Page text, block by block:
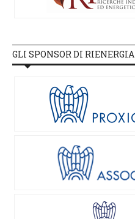
GLI SPONSOR DI RIENERGIA